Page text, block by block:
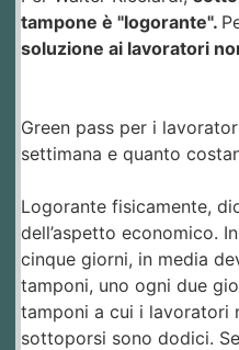
tampone è "logorante".
soluzione ai lavoratori
Green pass per i
settimana e quanto
Logorante fisicamente,
dell’aspetto economico.
cinque giorni, in media
tamponi, uno ogni due
tamponi a cui i lavoratori
sottoporsi sono dodici.